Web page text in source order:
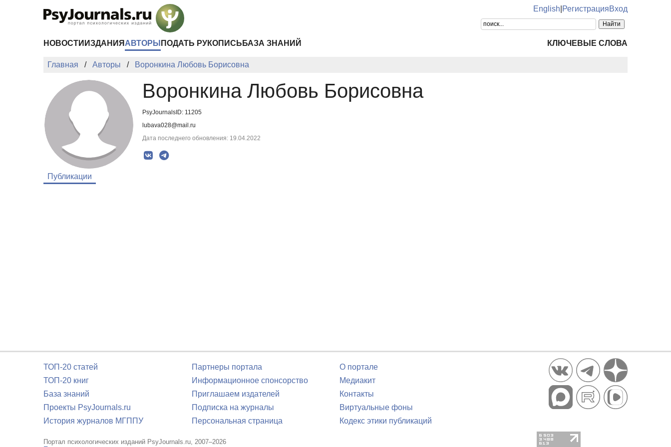
English РегистрацияВход
НОВОСТИ ИЗДАНИЯ АВТОРЫ ПОДАТЬ РУКОПИСЬ БАЗА ЗНАНИЙ КЛЮЧЕВЫЕ СЛОВА
Главная Авторы Воронкина Любовь Борисовна
Воронкина Любовь Борисовна
PsyJournalsID: 11205
lubava028@mail.ru
Дата последнего обновления: 19.04.2022
Публикации
ТОП-20 статей
ТОП-20 книг
База знаний
Проекты PsyJournals.ru
История журналов МГППУ
Партнеры портала
Информационное спонсорство
Приглашаем издателей
Подписка на журналы
Персональная страница
О портале
Медиакит
Контакты
Виртуальные фоны
Кодекс этики публикаций
Портал психологических изданий PsyJournals.ru, 2007–2026